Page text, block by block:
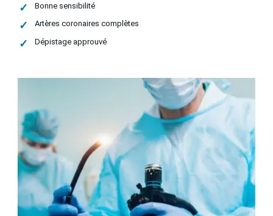
Bonne sensibilité
Artères coronaires complètes
Dépistage approuvé